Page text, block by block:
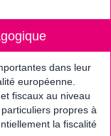
dans leur
européenne.
fiscaux au niveau
propres à
la fiscalité